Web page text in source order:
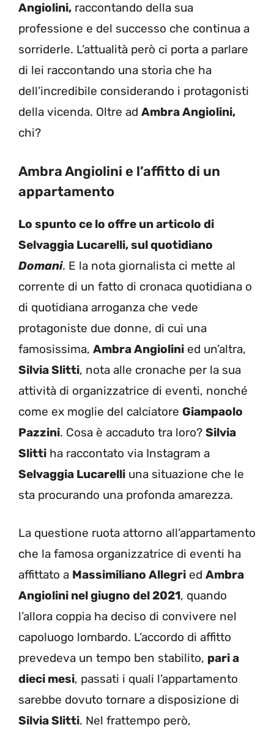
Angiolini, raccontando della sua
professione e del successo che continua a
sorriderle. L’attualità però ci porta a parlare
di lei raccontando una storia che ha
dell’incredibile considerando i protagonisti
della vicenda. Oltre ad Ambra Angiolini,
chi?
Ambra Angiolini e l’affitto di un
appartamento
Lo spunto ce lo offre un articolo di
Selvaggia Lucarelli, sul quotidiano
Domani. E la nota giornalista ci mette al
corrente di un fatto di cronaca quotidiana o
di quotidiana arroganza che vede
protagoniste due donne, di cui una
famosissima, Ambra Angiolini ed un’altra,
Silvia Slitti, nota alle cronache per la sua
attività di organizzatrice di eventi, nonché
come ex moglie del calciatore Giampaolo
Pazzini. Cosa è accaduto tra loro? Silvia
Slitti ha raccontato via Instagram a
Selvaggia Lucarelli una situazione che le
sta procurando una profonda amarezza.
La questione ruota attorno all’appartamento
che la famosa organizzatrice di eventi ha
affittato a Massimiliano Allegri ed Ambra
Angiolini nel giugno del 2021, quando
l’allora coppia ha deciso di convivere nel
capoluogo lombardo. L’accordo di affitto
prevedeva un tempo ben stabilito, pari a
dieci mesi, passati i quali l’appartamento
sarebbe dovuto tornare a disposizione di
Silvia Slitti. Nel frattempo però,